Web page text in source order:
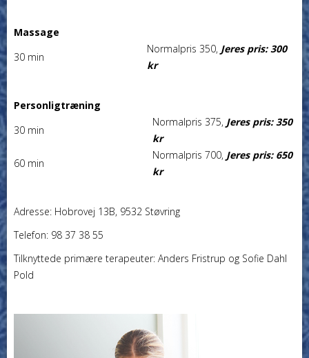
Massage
30 min
Normalpris 350, Jeres pris: 300
kr
Personligtræning
30 min
Normalpris 375, Jeres pris: 350
kr
60 min
Normalpris 700, Jeres pris: 650
kr
Adresse: Hobrovej 13B, 9532 Støvring
Telefon: 98 37 38 55
Tilknyttede primære terapeuter: Anders Fristrup og Sofie Dahl
Pold